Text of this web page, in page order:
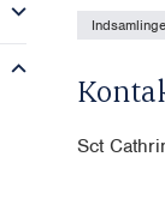
Sct